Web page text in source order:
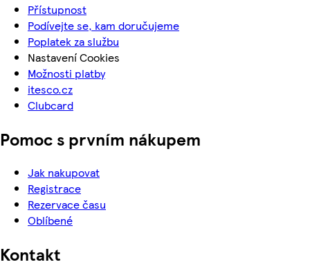
Přístupnost
Podívejte se, kam doručujeme
Poplatek za službu
Nastavení Cookies
Možnosti platby
itesco.cz
Clubcard
Pomoc s prvním nákupem
Jak nakupovat
Registrace
Rezervace času
Oblíbené
Kontakt